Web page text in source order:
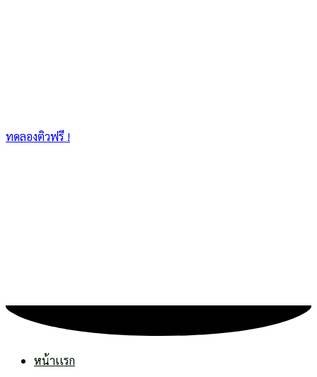
ทดลองติวฟรี !
หน้าเเรก